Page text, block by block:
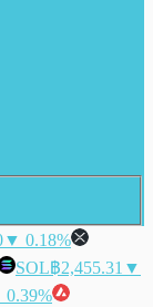
▼ 0.18%
SOL฿2,455.31 ▼
0.39%